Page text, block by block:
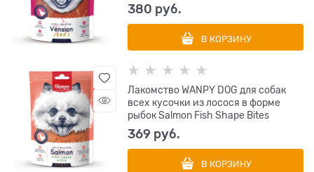
380 руб.
В КОРЗИНУ
Лакомство WANPY DOG для собак
всех кусочки из лосося в форме
рыбок Salmon Fish Shape Bites
369 руб.
В КОРЗИНУ